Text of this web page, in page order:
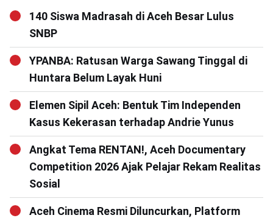
140 Siswa Madrasah di Aceh Besar Lulus
SNBP
YPANBA: Ratusan Warga Sawang Tinggal di
Huntara Belum Layak Huni
Elemen Sipil Aceh: Bentuk Tim Independen
Kasus Kekerasan terhadap Andrie Yunus
Angkat Tema RENTAN!, Aceh Documentary
Competition 2026 Ajak Pelajar Rekam Realitas
Sosial
Aceh Cinema Resmi Diluncurkan, Platform